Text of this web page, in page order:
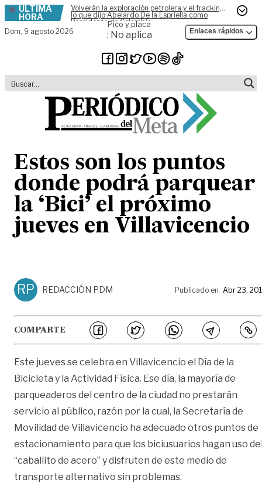
Skip to content
ÚLTIMA
HORA
Volverán la exploración petrolera y el fracking,
lo que dijo Abelardo De la Espriella como
Presidente de Colombia
Dom, 9 agosto 2026
Pico y placa
: No aplica Enlaces rápidos
Estos son los puntos
donde podrá parquear
la ‘Bici’ el próximo
jueves en Villavicencio
RP REDACCIÓN PDM Publicado en Abr 23,
COMPARTE
Este jueves se celebra en Villavicencio el Día de la
Bicicleta y la Actividad Física. Ese día, la mayoría de
parqueaderos del centro de la ciudad no prestarán
servicio al público, razón por la cual, la Secretaría de
Movilidad de Villavicencio ha adecuado otros puntos de
estacionamiento para que los biciusuarios hagan uso
“caballito de acero” y disfruten de este medio de
transporte alternativo sin problemas.